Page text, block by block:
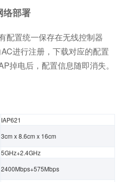
络部署
置统一保存在无线控制器
进行注册，下载对应的配置
掉电后，配置信息随即消失。
IAP621
3cm x 8.6cm x 16cm
5GHz+2.4GHz
2400Mbps+575Mbps